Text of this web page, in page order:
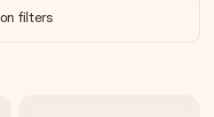
iets unieks – met haar naam,
die raakt. Zonder gedoe, maar
moment.
filters